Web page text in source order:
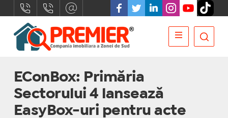
EConBox: Primăria
Sectorului 4 lansează
EasyBox-uri pentru acte